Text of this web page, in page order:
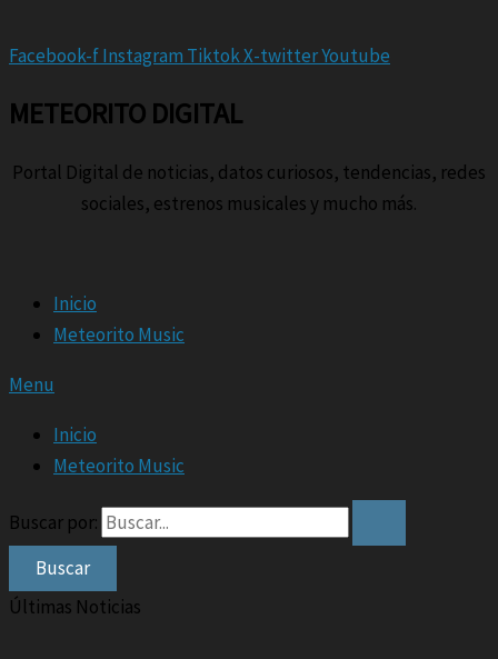
Facebook-fInstagram TiktokX-twitterYoutube
METEORITO DIGITAL
Portal Digital de noticias, datos curiosos, tendencias, redes
sociales, estrenos musicales y mucho más.
Inicio
Meteorito Music
Menu
Inicio
Meteorito Music
Buscar por:
Últimas Noticias